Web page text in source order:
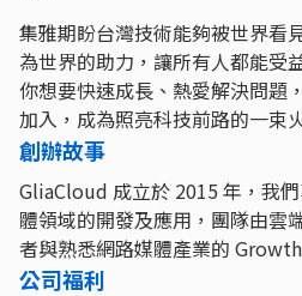
集雅期盼台灣技術能夠被世界看
為世界的助力，讓所有人都能受
你想要快速成長、熱愛解決問題
加入，成為照亮科技前路的一束
創辦故事
GliaCloud 成立於 2015 年，我
體領域的開發及應用，團隊由雲
者與熟悉網路媒體產業的
公司福利